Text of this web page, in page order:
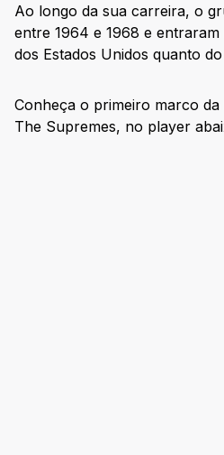
Ao longo da sua carreira, o
entre 1964 e 1968 e
dos Estados Unidos quanto
Conheça o primeiro marco
The Supremes, no player